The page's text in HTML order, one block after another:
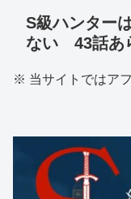
S級ハンター
ない 43話あ
※ 当サイトではア